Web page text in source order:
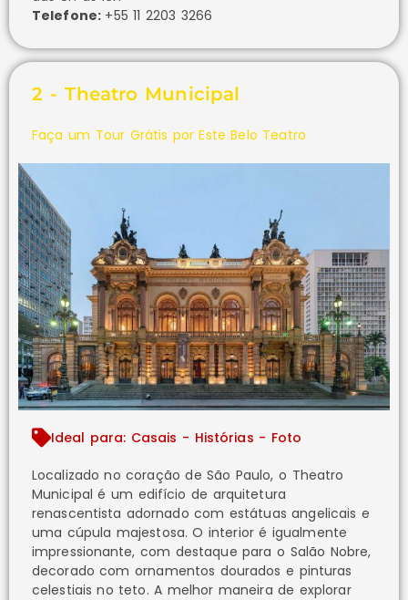
Telefone: +55 11 2203 3266
2 - Theatro Municipal
Faça um Tour Grátis por Este Belo Teatro
Ideal para: Casais - Histórias - Foto
Localizado no coração de São Paulo, o Theatro
Municipal é um edifício de arquitetura
renascentista adornado com estátuas angelicais e
uma cúpula majestosa. O interior é igualmente
impressionante, com destaque para o Salão Nobre,
decorado com ornamentos dourados e pinturas
celestiais no teto. A melhor maneira de explorar